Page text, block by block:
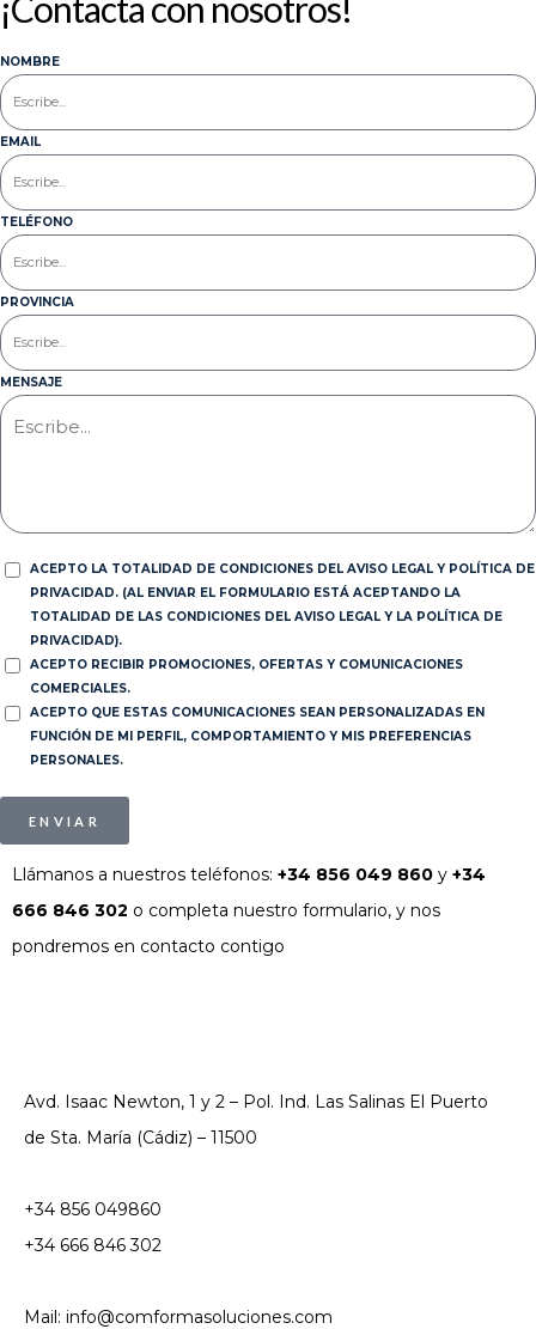
NOMBRE
EMAIL
TELÉFONO
PROVINCIA
MENSAJE
ACEPTO LA TOTALIDAD DE CONDICIONES DEL AVISO LEGAL Y POLÍTICA DE
PRIVACIDAD. (AL ENVIAR EL FORMULARIO ESTÁ ACEPTANDO LA
TOTALIDAD DE LAS CONDICIONES DEL AVISO LEGAL Y LA POLÍTICA DE
PRIVACIDAD).
ACEPTO RECIBIR PROMOCIONES, OFERTAS Y COMUNICACIONES
COMERCIALES.
ACEPTO QUE ESTAS COMUNICACIONES SEAN PERSONALIZADAS EN
FUNCIÓN DE MI PERFIL, COMPORTAMIENTO Y MIS PREFERENCIAS
PERSONALES.
ENVIAR
Llámanos a nuestros teléfonos: +34 856 049 860 y +34
666 846 302 o completa nuestro formulario, y nos
pondremos en contacto contigo
Avd. Isaac Newton, 1 y 2 – Pol. Ind. Las Salinas El Puerto
de Sta. María (Cádiz) – 11500
+34 856 049860
+34 666 846 302
Mail: info@comformasoluciones.com